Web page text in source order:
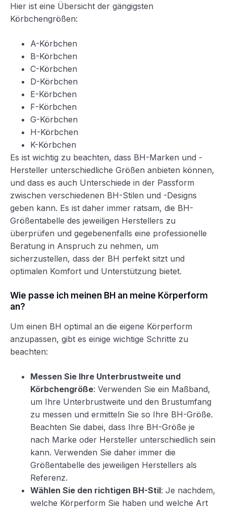
Hier ist eine Übersicht der gängigsten
Körbchengrößen:
A-Körbchen
B-Körbchen
C-Körbchen
D-Körbchen
E-Körbchen
F-Körbchen
G-Körbchen
H-Körbchen
K-Körbchen
Es ist wichtig zu beachten, dass BH-Marken und -
Hersteller unterschiedliche Größen anbieten können,
und dass es auch Unterschiede in der Passform
zwischen verschiedenen BH-Stilen und -Designs
geben kann. Es ist daher immer ratsam, die BH-
Größentabelle des jeweiligen Herstellers zu
überprüfen und gegebenenfalls eine professionelle
Beratung in Anspruch zu nehmen, um
sicherzustellen, dass der BH perfekt sitzt und
optimalen Komfort und Unterstützung bietet.
Wie passe ich meinen BH an meine Körperform
an?
Um einen BH optimal an die eigene Körperform
anzupassen, gibt es einige wichtige Schritte zu
beachten:
Messen Sie Ihre Unterbrustweite und
Körbchengröße: Verwenden Sie ein Maßband,
um Ihre Unterbrustweite und den Brustumfang
zu messen und ermitteln Sie so Ihre BH-Größe.
Beachten Sie dabei, dass Ihre BH-Größe je
nach Marke oder Hersteller unterschiedlich sein
kann. Verwenden Sie daher immer die
Größentabelle des jeweiligen Herstellers als
Referenz.
Wählen Sie den richtigen BH-Stil: Je nachdem,
welche Körperform Sie haben und welche Art